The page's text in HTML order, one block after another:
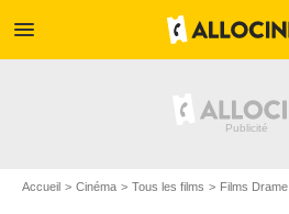
menu
Accueil Cinéma Tous les films Films Drame